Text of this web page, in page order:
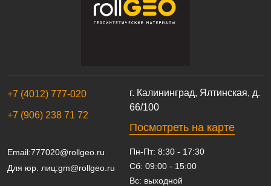
г. Калининград, Ялтинская, д.
66/100
Посмотреть на карте
+7 (4012) 777-020
+7 (906) 238 71 72
Email:777020@rollgeo.ru
Для юр. лиц:gm@rollgeo.ru
Пн-Пт: 8:30 - 17:30
Сб: 09:00 - 15:00
Вс: выходной